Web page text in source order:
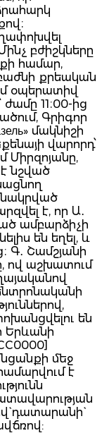
բժիշկները
համար,
քրեական
օպերատիվ
11։00-ից
Գրիգոր
մակնիշի
վարորդ՝
Միրզոյանը,
նշված
է, որ Ա․
ամբարձիչի
են եղել, և
Գ․ Շամշյանի
ով աշխատում
են
Երևանի
մեջ
է
դատարանի`